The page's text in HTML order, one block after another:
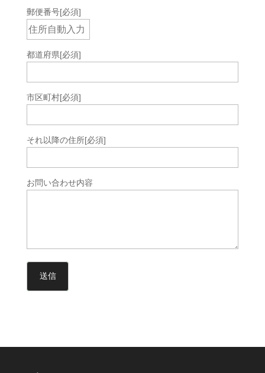
郵便番号[必須]
都道府県[必須]
市区町村[必須]
それ以降の住所[必須]
お問い合わせ内容